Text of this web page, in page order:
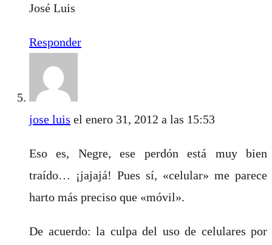
José Luis
Responder
jose luis el enero 31, 2012 a las 15:53
Eso es, Negre, ese perdón está muy bien
traído… ¡jajajá! Pues sí, «celular» me parece
harto más preciso que «móvil».
De acuerdo: la culpa del uso de celulares por